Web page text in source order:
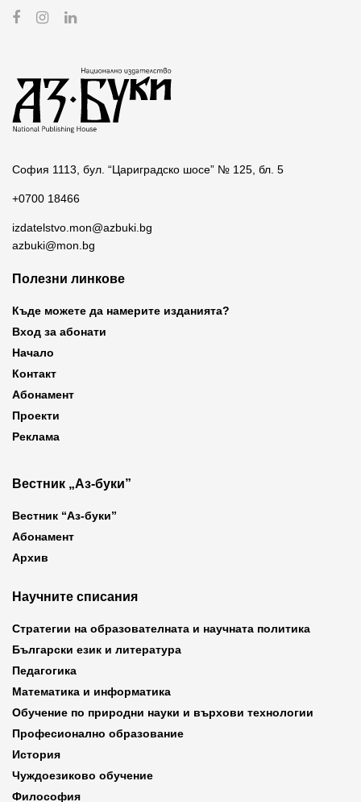
София 1113, бул. “Цариградско шосе” № 125, бл. 5
+0700 18466
izdatelstvo.mon@azbuki.bg
azbuki@mon.bg
Полезни линкове
Къде можете да намерите изданията?
Вход за абонати
Начало
Контакт
Абонамент
Проекти
Реклама
Вестник „Аз-буки”
Вестник “Аз-буки”
Абонамент
Архив
Научните списания
Стратегии на образователната и научната политика
Български език и литература
Педагогика
Математика и информатика
Обучение по природни науки и върхови технологии
Професионално образование
История
Чуждоезиково обучение
Философия